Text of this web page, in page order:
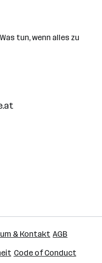
tun, wenn alles zu
& Kontakt AGB
Code of Conduct